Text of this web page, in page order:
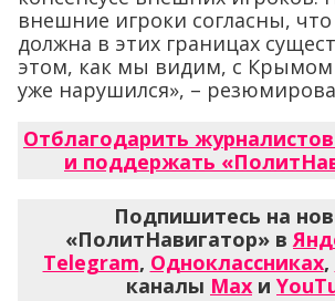
внешние игроки согласны,
должна в этих границах
этом, как мы видим, с Крымом
уже нарушился», –
Отблагодарить
и поддержать
Подпишитесь на
«ПолитНавигатор» в
Telegram, Одноклассниках,
каналы Max и